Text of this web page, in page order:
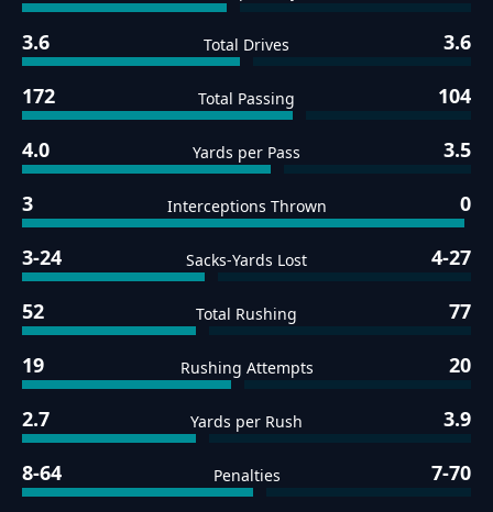
3.6 Total Drives 3.6
172 Total Passing 104
4.0 Yards per Pass 3.5
3 Interceptions Thrown 0
3-24 Sacks-Yards Lost 4-27
52 Total Rushing 77
19 Rushing Attempts 20
2.7 Yards per Rush 3.9
8-64 Penalties 7-70